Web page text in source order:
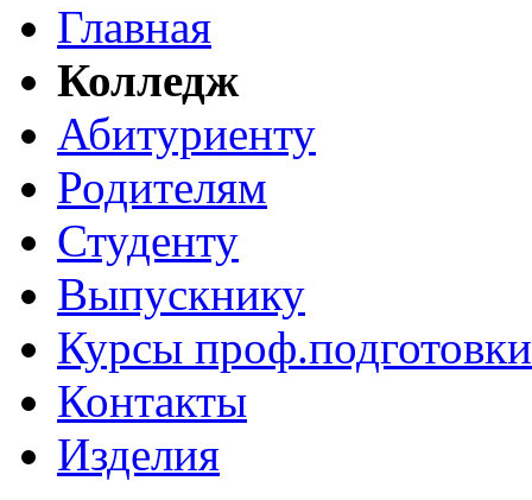
Главная
Колледж
Абитуриенту
Родителям
Студенту
Выпускнику
Курсы проф.подготовки
Контакты
Изделия